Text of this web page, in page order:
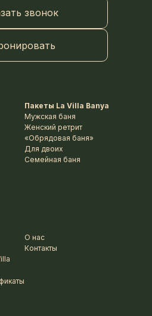
звонок
Пакеты La Villa Banya
Мужская баня
Женский ретрит
«Обрядовая баня»
Для двоих
Семейная баня
О нас
Контакты